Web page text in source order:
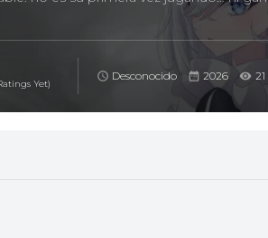
Yet)
Desconocido 2026